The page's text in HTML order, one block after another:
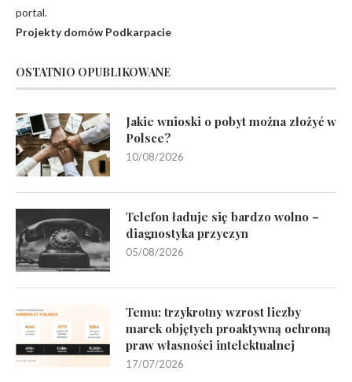
portal.
Projekty domów Podkarpacie
OSTATNIO OPUBLIKOWANE
Jakie wnioski o pobyt można złożyć w
Polsce?
10/08/2026
Telefon ładuje się bardzo wolno –
diagnostyka przyczyn
05/08/2026
Temu: trzykrotny wzrost liczby
marek objętych proaktywną ochroną
praw własności intelektualnej
17/07/2026